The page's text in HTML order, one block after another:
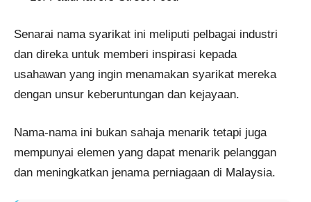
Senarai nama syarikat ini meliputi pelbagai industri
dan direka untuk memberi inspirasi kepada
usahawan yang ingin menamakan syarikat mereka
dengan unsur keberuntungan dan kejayaan.
Nama-nama ini bukan sahaja menarik tetapi juga
mempunyai elemen yang dapat menarik pelanggan
dan meningkatkan jenama perniagaan di Malaysia.